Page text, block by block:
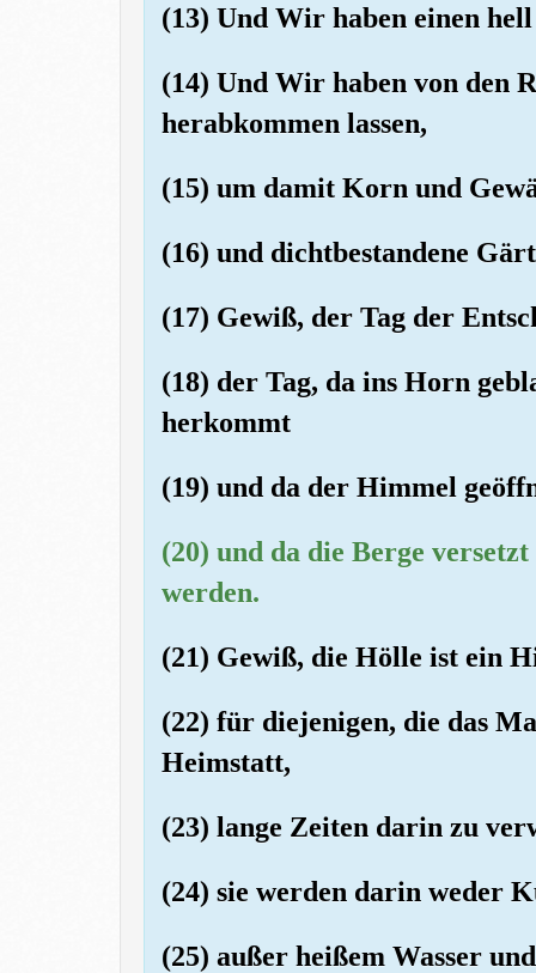
(13) Und Wir haben einen
(14) Und Wir haben von den
herabkommen lassen,
(15) um damit Korn und
(16) und dichtbestandene
(17) Gewiß, der Tag der
(18) der Tag, da ins Horn
herkommt
(19) und da der Himmel
(20) und da die Berge
werden.
(21) Gewiß, die Hölle ist ein
(22) für diejenigen, die das
Heimstatt,
(23) lange Zeiten darin zu
(24) sie werden darin weder
(25) außer heißem Wasser